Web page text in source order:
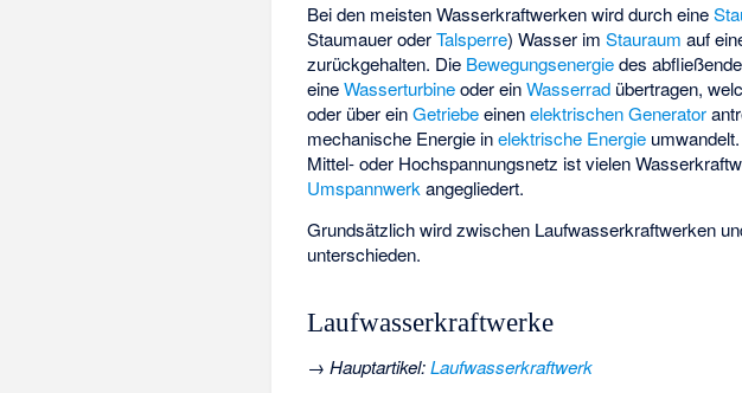
Bei den meisten Wasserkraftwerken wird durch eine
Staumauer oderTalsperre) Wasser imStauraum auf
zurückgehalten. Die Bewegungsenergiedes
eineWasserturbineoder einWasserrad übertragen,
oder über einGetriebeeinenelektrischen Generator
mechanische Energie inelektrische Energie
Mittel- oder Hochspannungsnetz ist vielen
Umspannwerkangegliedert.
Grundsätzlich wird zwischen Laufwasserkraftwerken
unterschieden.
Laufwasserkraftwerke
→Hauptartikel:Laufwasserkraftwerk